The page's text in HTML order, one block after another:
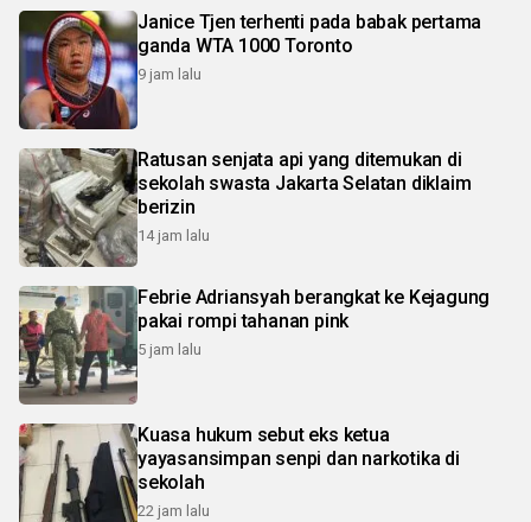
Janice Tjen terhenti pada babak pertama
ganda WTA 1000 Toronto
9 jam lalu
Ratusan senjata api yang ditemukan di
sekolah swasta Jakarta Selatan diklaim
berizin
14 jam lalu
Febrie Adriansyah berangkat ke Kejagung
pakai rompi tahanan pink
5 jam lalu
Kuasa hukum sebut eks ketua
yayasansimpan senpi dan narkotika di
sekolah
22 jam lalu